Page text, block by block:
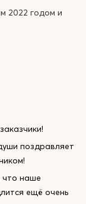
2022 годом и
поздравляет
наше
ещё очень